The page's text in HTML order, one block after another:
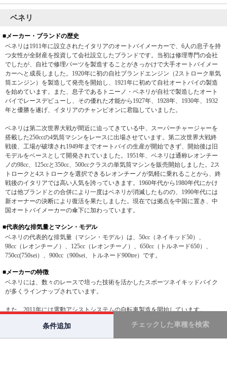
条件追加 チェックした車種を検索
ベネリ
■メーカー・ブランドの歴史
ベネリは1911年に設立されたイタリアのオートバイメーカーで、6人の息子を持
つ女性が全財産を投資して会社設立したブランドです。当初は修理専門の会社
でしたが、自社で修理パーツを製造することがきっかけで大手オートバイメー
カーへと成長しました。1920年に初の自社ブランドエンジン（2ストローク単気
筒エンジン）を製造して発売を開始し、1921年に初めて自社オートバイの製造
を始めています。また、息子であるトニーノ・ベネリが自社で製造したオート
バイでレースデビューし、その優れた才能から1927年、1928年、1930年、1932
年と優勝を遂げ、イタリアのチャンピオンに君臨していました。
ベネリは第二次世界大戦が間近に迫ってきている中、スーパーチャージャーを
搭載した250ccの4気筒マシンをレースに出場させています。第二次世界大戦終
戦後、工場が破壊され1949年までオートバイの生産が開始できず、開始後は旧
モデルをベースとして開発されていました。1951年、ベネリは通称レオンチー
ノの98cc、125ccと350cc、500ccクラスの単気筒マシンを販売開始しました。2ス
トロークと4ストロークを選択できるレオンチーノが気軽に乗れることから、終
戦後のイタリアでは高い人気を誇っていきます。1960年代から1980年代にかけ
ては他ブランドとの合併により一度はベネリが消滅したものの、1990年代には
新オーナーの決断により復活を果たしました。現在では拠点を中国に置き、中
国オートバイメーカーの傘下に加わっています。
■代表的な排気量とマシン・モデル
ベネリの代表的な排気量（マシン・モデル）は、50cc（ネイキッド50）、
98cc（レオンチーノ）、125cc（レオンチーノ）、650cc（トルネード650）、
750cc(750sei）、900cc（900sei、トルネード900tre）です。
■メーカーの特徴
ベネリには、数々のレースで培った技術を活かしたスポーツネイキッドバイク
が多くラインナップされています。
また、2011年には電動アシストシステムの自転車製造を開始しています。